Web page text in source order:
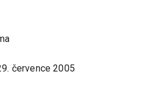
července 2005